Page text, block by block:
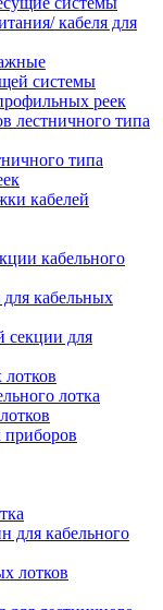
кабеля для
системы
реек
лестничного типа
типа
кабелей
кабельного
кабельных
секции для
лотка
приборов
для кабельного
лотков